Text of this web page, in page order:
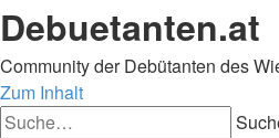
Debuetanten.at
Community der Debütanten des
Zum Inhalt